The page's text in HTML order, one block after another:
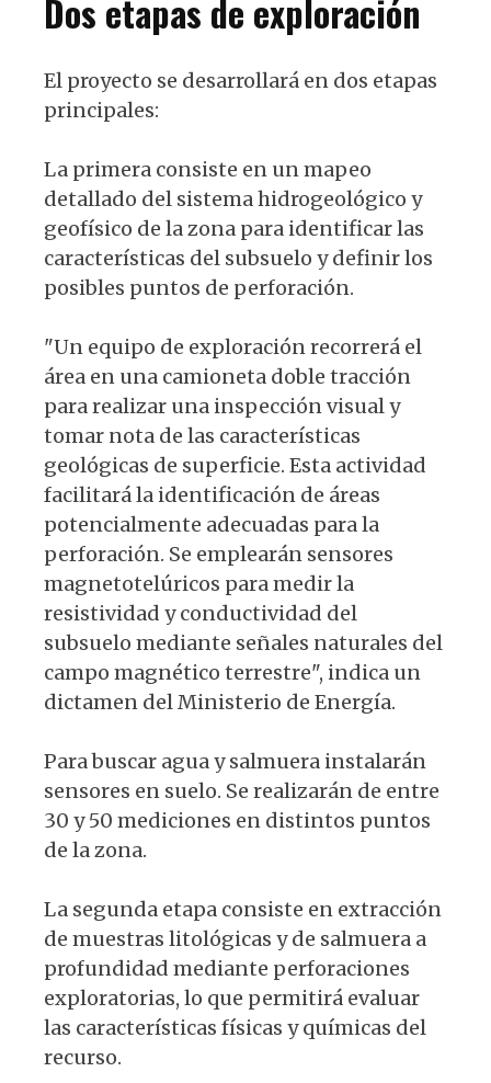
Dos etapas de exploración
El proyecto se desarrollará en dos etapas
principales:
La primera consiste en un mapeo
detallado del sistema hidrogeológico y
geofísico de la zona para identificar las
características del subsuelo y definir los
posibles puntos de perforación.
"Un equipo de exploración recorrerá el
área en una camioneta doble tracción
para realizar una inspección visual y
tomar nota de las características
geológicas de superficie. Esta actividad
facilitará la identificación de áreas
potencialmente adecuadas para la
perforación. Se emplearán sensores
magnetotelúricos para medir la
resistividad y conductividad del
subsuelo mediante señales naturales del
campo magnético terrestre", indica un
dictamen del Ministerio de Energía.
Para buscar agua y salmuera instalarán
sensores en suelo. Se realizarán de entre
30 y 50 mediciones en distintos puntos
de la zona.
La segunda etapa consiste en extracción
de muestras litológicas y de salmuera a
profundidad mediante perforaciones
exploratorias, lo que permitirá evaluar
las características físicas y químicas del
recurso.